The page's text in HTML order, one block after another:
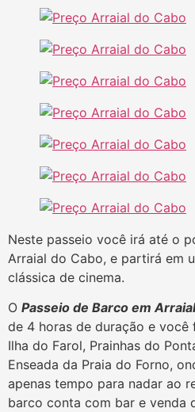
Neste passeio você irá até o
Arraial do Cabo, e partirá em
clássica de cinema.
O Passeio de Barco em
de 4 horas de duração e você
Ilha do Farol, Prainhas do
Enseada da Praia do Forno,
apenas tempo para nadar ao
barco conta com bar e venda